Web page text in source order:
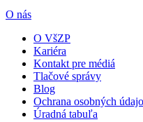
O nás
O VšZP
Kariéra
Kontakt pre médiá
Tlačové správy
Blog
Ochrana osobných
Úradná tabuľa